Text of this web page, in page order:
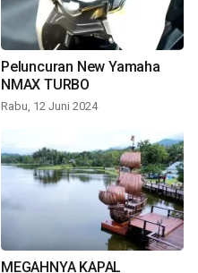
Peluncuran New Yamaha
NMAX TURBO
Rabu, 12 Juni 2024
MEGAHNYA KAPAL